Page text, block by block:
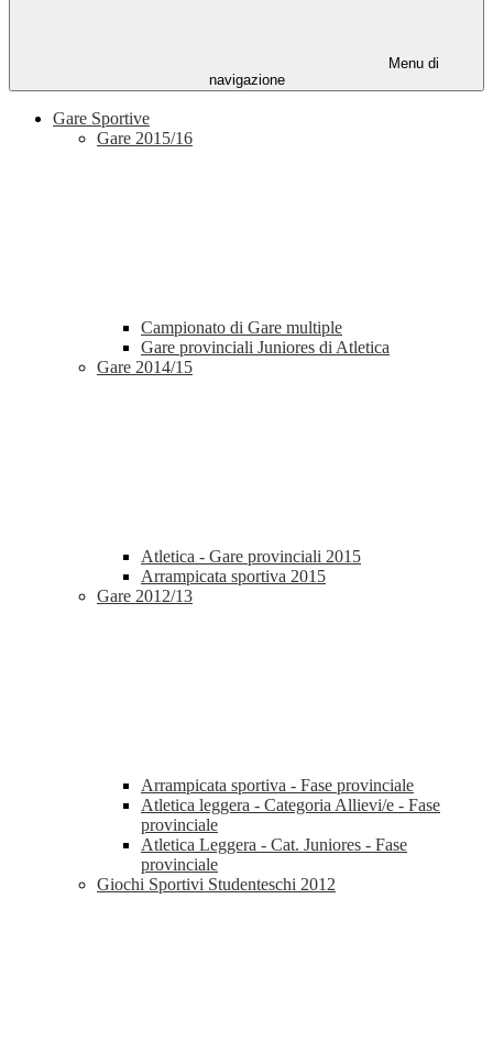
Menu di
navigazione
Gare Sportive
Gare 2015/16
Campionato di Gare multiple
Gare provinciali Juniores di Atletica
Gare 2014/15
Atletica - Gare provinciali 2015
Arrampicata sportiva 2015
Gare 2012/13
Arrampicata sportiva - Fase provinciale
Atletica leggera - Categoria Allievi/e - Fase
provinciale
Atletica Leggera - Cat. Juniores - Fase
provinciale
Giochi Sportivi Studenteschi 2012